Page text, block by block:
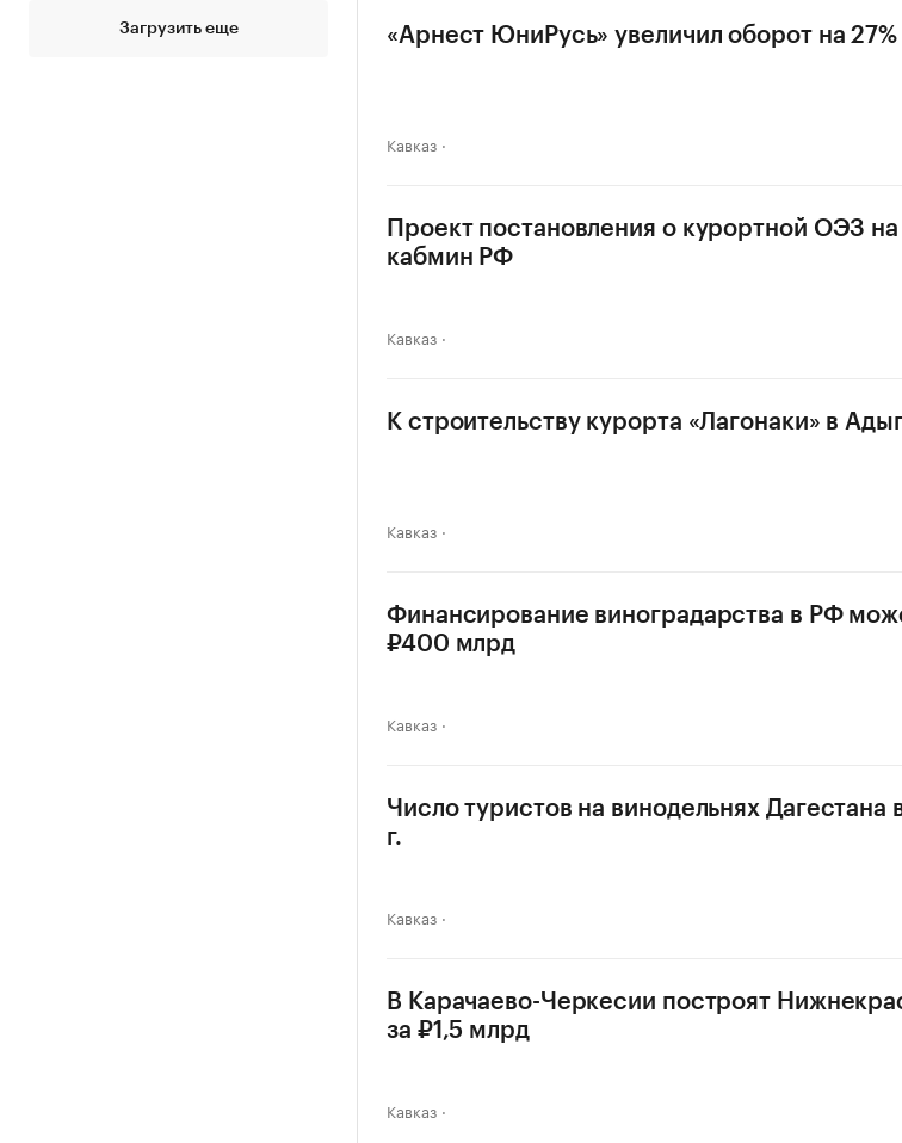
Загрузить еще «Арнест ЮниРусь» увеличил оборот на
Кавказ
Проект постановления о курортной ОЭЗ
кабмин РФ
Кавказ
К строительству курорта «Лагонаки» в
Кавказ
Финансирование виноградарства в РФ
₽400 млрд
Кавказ
Число туристов на винодельнях Дагестана
г.
Кавказ
В Карачаево-Черкесии построят
за ₽1,5 млрд
Кавказ